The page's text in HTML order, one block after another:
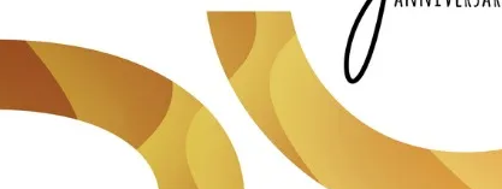
面板不需要額外上色或塗防水漆就具有美觀及防水的功能。施作
特的製造過程是市面上仿真度最高的牆面裝飾建材。